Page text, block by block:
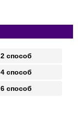
2 способ
4 способ
6 способ